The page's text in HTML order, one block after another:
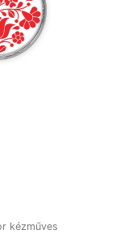
kézműves